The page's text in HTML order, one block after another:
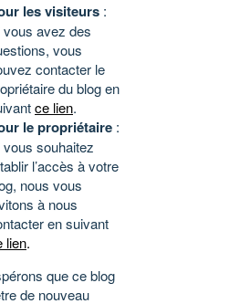
les visiteurs :
vous avez des
vous
contacter le
du blog en
ce lien.
le propriétaire :
vous souhaitez
l’accès à votre
nous vous
à nous
en suivant
lien.
que ce blog
de nouveau